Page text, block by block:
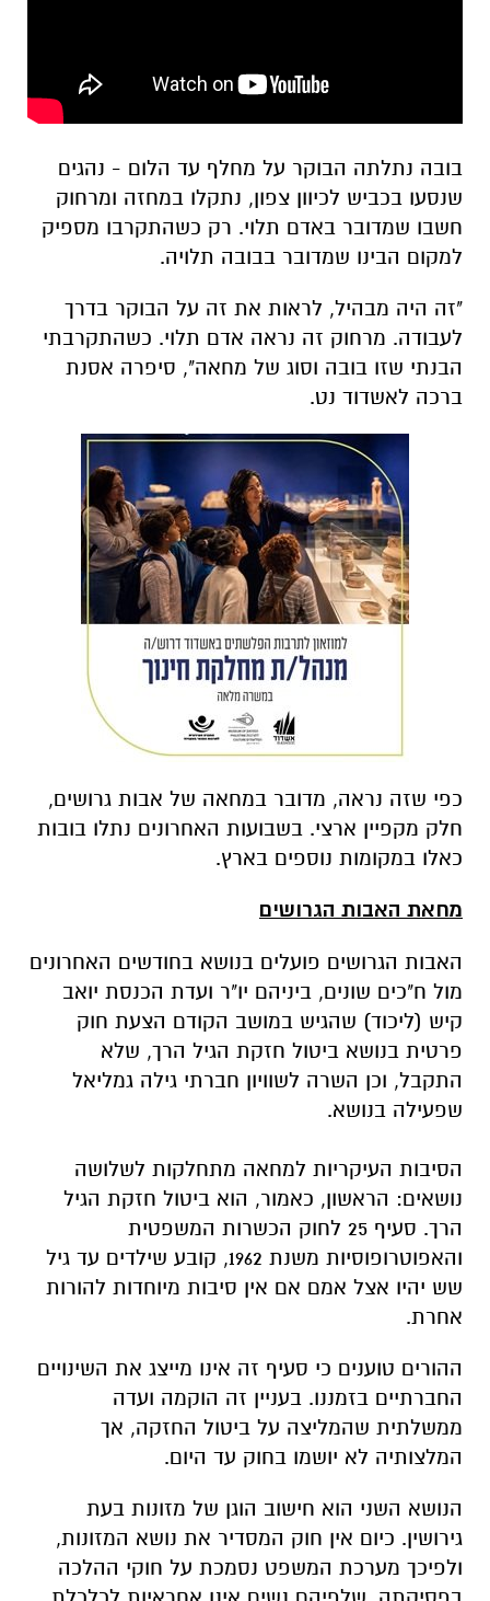
בובה נתלתה הבוקר על מחלף עד הלום - נהגים
שנסעו בכביש לכיוון צפון, נתקלו במחזה ומרחוק
חשבו שמדובר באדם תלוי. רק כשהתקרבו מספיק
למקום הבינו שמדובר בבובה תלויה.
"זה היה מבהיל, לראות את זה על הבוקר בדרך
לעבודה. מרחוק זה נראה אדם תלוי. כשהתקרבתי
הבנתי שזו בובה וסוג של מחאה", סיפרה אסנת
ברכה לאשדוד נט.
כפי שזה נראה, מדובר במחאה של אבות גרושים,
חלק מקפיין ארצי. בשבועות האחרונים נתלו בובות
כאלו במקומות נוספים בארץ.
מחאת האבות הגרושים
האבות הגרושים פועלים בנושא בחודשים האחרונים
מול ח"כים שונים, ביניהם יו"ר ועדת הכנסת יואב
קיש (ליכוד) שהגיש במושב הקודם הצעת חוק
פרטית בנושא ביטול חזקת הגיל הרך, שלא
התקבל, וכן השרה לשוויון חברתי גילה גמליאל
שפעילה בנושא.
הסיבות העיקריות למחאה מתחלקות לשלושה
נושאים: הראשון, כאמור, הוא ביטול חזקת הגיל
הרך. סעיף 25 לחוק הכשרות המשפטית
והאפוטרופוסיות משנת 1962, קובע שילדים עד גיל
שש יהיו אצל אמם אם אין סיבות מיוחדות להורות
אחרת.
ההורים טוענים כי סעיף זה אינו מייצג את השינויים
החברתיים בזמננו. בעניין זה הוקמה ועדה
ממשלתית שהמליצה על ביטול החזקה, אך
המלצותיה לא יושמו בחוק עד היום.
הנושא השני הוא חישוב הוגן של מזונות בעת
גירושין. כיום אין חוק המסדיר את נושא המזונות,
ולפיכך מערכת המשפט נסמכת על חוקי ההלכה